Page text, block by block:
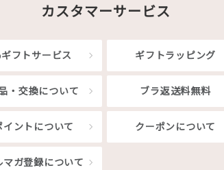
カスタマーサービス
フトサービス ギフトラッピング
・交換について ブラ返送料無料
イントについて クーポンについて
マガ登録について